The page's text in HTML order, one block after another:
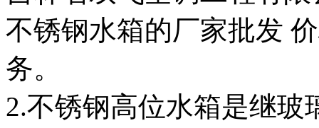
不锈钢水箱的厂家批发
务。
2.不锈钢高位水箱是继